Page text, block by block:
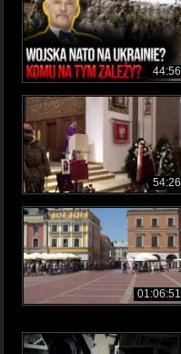
44:56
54:26
01:06:51